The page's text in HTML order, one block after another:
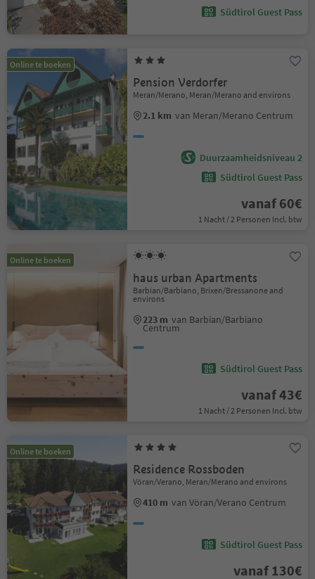
Südtirol Guest Pass
Online te boeken
Pension Verdorfer
Meran/Merano, Meran/Merano and environs
2.1 km van Meran/Merano Centrum
Duurzaamheidsniveau 2
Südtirol Guest Pass
vanaf 60€
1 Nacht / 2 Personen Incl. btw
Online te boeken
haus urban Apartments
Barbian/Barbiano, Brixen/Bressanone and
environs
223 m van Barbian/Barbiano
Centrum
Südtirol Guest Pass
vanaf 43€
1 Nacht / 2 Personen Incl. btw
Online te boeken
Residence Rossboden
Vöran/Verano, Meran/Merano and environs
410 m van Vöran/Verano Centrum
Südtirol Guest Pass
vanaf 130€